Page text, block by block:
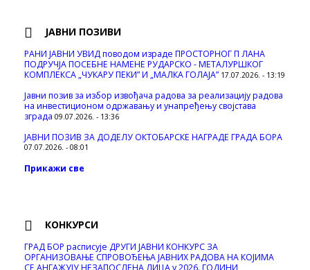
ЈАВНИ ПОЗИВИ
РАНИ ЈАВНИ УВИД поводом израде ПРОСТОРНОГ П ЛАНА
ПОДРУЧЈА ПОСЕБНЕ НАМЕНЕ РУДАРСКО - МЕТАЛУРШКОГ
КОМПЛЕКСА „ЧУКАРУ ПЕКИ” И „МАЛКА ГОЛАЈА” 17.07.2026. - 13:19
Јавни позив за избор извођача радова за реализацију радова
на инвестиционом одржавању и унапређењу својстава
зграда 09.07.2026. - 13:36
ЈАВНИ ПОЗИВ ЗА ДОДЕЛУ ОКТOБАРСКЕ НАГРАДЕ ГРАДА БОРА
07.07.2026. - 08:01
Прикажи све
КОНКУРСИ
ГРАД БОР расписује ДРУГИ ЈАВНИ КОНКУРС ЗА
ОРГАНИЗОВАЊЕ СПРОВОЂЕЊА ЈАВНИХ РАДОВА НА КОЈИМА
СЕ АНГАЖУЈУ НЕЗАПОСЛЕНА ЛИЦА у 2026. ГОДИНИ